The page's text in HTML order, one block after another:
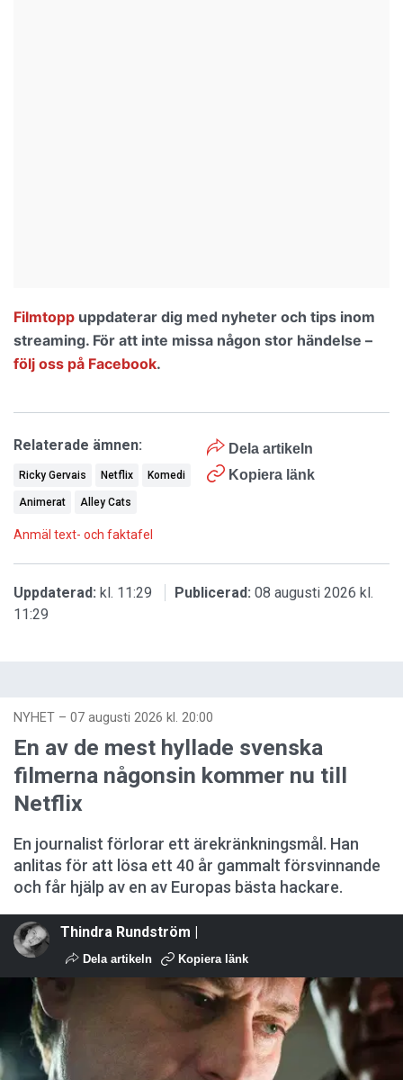
Filmtopp uppdaterar dig med nyheter och tips inom
streaming. För att inte missa någon stor händelse –
följ oss på Facebook.
Dela artikeln
Kopiera länk
Relaterade ämnen:
Ricky Gervais Netflix Komedi
Animerat Alley Cats
Anmäl text- och faktafel
Uppdaterad: kl. 11:29 Publicerad: 08 augusti 2026 kl.
11:29
NYHET – 07 augusti 2026 kl. 20:00
En av de mest hyllade svenska
filmerna någonsin kommer nu till
Netflix
En journalist förlorar ett ärekränkningsmål. Han
anlitas för att lösa ett 40 år gammalt försvinnande
och får hjälp av en av Europas bästa hackare.
Thindra Rundström |
Dela artikeln Kopiera länk